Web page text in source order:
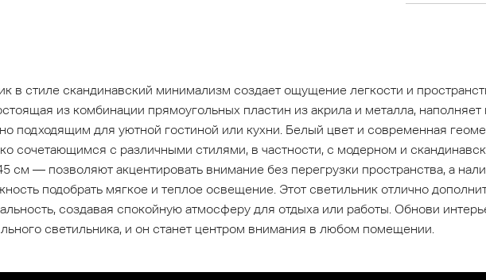
в стиле скандинавский минимализм создает ощущение легкости и
из комбинации прямоугольных пластин из акрила и металла, наполняет
подходящим для уютной гостиной или кухни. Белый цвет и современная
сочетающимся с различными стилями, в частности, с модерном и
— позволяют акцентировать внимание без перегрузки пространства, а
подобрать мягкое и теплое освещение. Этот светильник отлично
создавая спокойную атмосферу для отдыха или работы. Обнови
светильника, и он станет центром внимания в любом помещении.